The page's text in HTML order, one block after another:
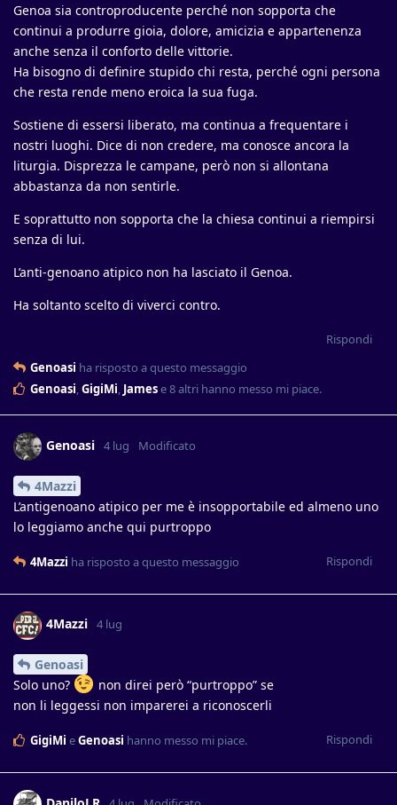
Genoa sia controproducente perché non sopporta che
continui a produrre gioia, dolore, amicizia e appartenenza
anche senza il conforto delle vittorie.
Ha bisogno di definire stupido chi resta, perché ogni persona
che resta rende meno eroica la sua fuga.
Sostiene di essersi liberato, ma continua a frequentare i
nostri luoghi. Dice di non credere, ma conosce ancora la
liturgia. Disprezza le campane, però non si allontana
abbastanza da non sentirle.
E soprattutto non sopporta che la chiesa continui a riempirsi
senza di lui.
L’anti-genoano atipico non ha lasciato il Genoa.
Ha soltanto scelto di viverci contro.
Rispondi
Genoasi ha risposto a questo messaggio
Genoasi,GigiMi, Jamese8altri hanno messo mi piace.
Genoasi 4 lug Modificato
4Mazzi
L’antigenoano atipico per me è insopportabile ed almeno uno
lo leggiamo anche qui purtroppo
Rispondi
4Mazzi ha risposto a questo messaggio
4Mazzi 4 lug
Genoasi
Solo uno?
non direi però “purtroppo” se
non li leggessi non imparerei a riconoscerli
Rispondi
GigiMi eGenoasi hanno messo mi piace.